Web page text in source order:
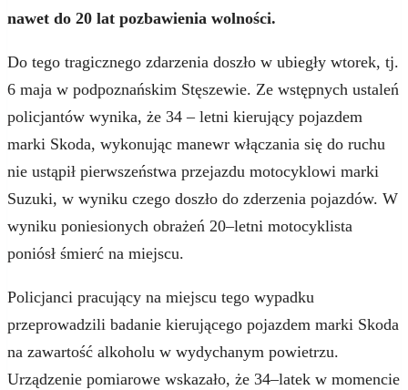
nawet do 20 lat pozbawienia wolności.
Do tego tragicznego zdarzenia doszło w ubiegły wtorek, tj.
6 maja w podpoznańskim Stęszewie. Ze wstępnych ustaleń
policjantów wynika, że 34 – letni kierujący pojazdem
marki Skoda, wykonując manewr włączania się do ruchu
nie ustąpił pierwszeństwa przejazdu motocyklowi marki
Suzuki, w wyniku czego doszło do zderzenia pojazdów. W
wyniku poniesionych obrażeń 20–letni motocyklista
poniósł śmierć na miejscu.
Policjanci pracujący na miejscu tego wypadku
przeprowadzili badanie kierującego pojazdem marki Skoda
na zawartość alkoholu w wydychanym powietrzu.
Urządzenie pomiarowe wskazało, że 34–latek w momencie